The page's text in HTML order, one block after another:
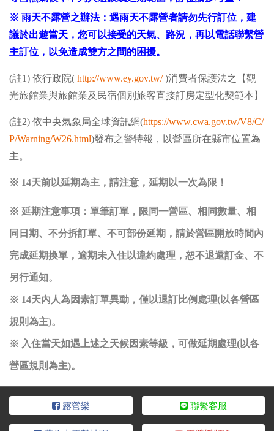
※ 雨天不露營之辦法：遇雨天不露營者請勿先行訂位，建
議於出遊當天，您可以接受的天氣、路況，再以電話聯繫營
主訂位，以免造成雙方之間的困擾。
(註1) 依行政院( http://www.ey.gov.tw/)消費者保護法之【觀
光旅館業與旅館業及民宿個別旅客直接訂房定型化契範本】
(註2) 依中央氣象局全球資訊網(https://www.cwa.gov.tw/V8/C/
P/Warning/W26.html)發布之警特報，以營區所在縣市位置為
主。
※ 14天前以延期為主，請注意，延期以一次為限！
※ 延期注意事項：單筆訂單，限同一營區、相同數量、相
同日期、不分拆訂單、不可部份延期，請於營區開放時間內
完成延期換單，逾期未入住以違約處理，恕不退還訂金、不
另行通知。
※ 14天內人為因素訂單異動，僅以退訂比例處理(以各營區
規則為主)。
※ 入住當天如遇上述之天候因素等級，可做延期處理(以各
營區規則為主)。
露營樂 聯繫客服